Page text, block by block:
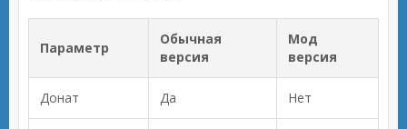
Параметр
Обычная
версия
Мод
версия
Донат Да Нет